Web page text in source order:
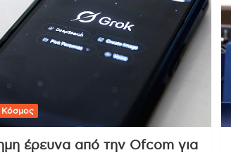
Κόσμος
έρευνα από την Ofcom για